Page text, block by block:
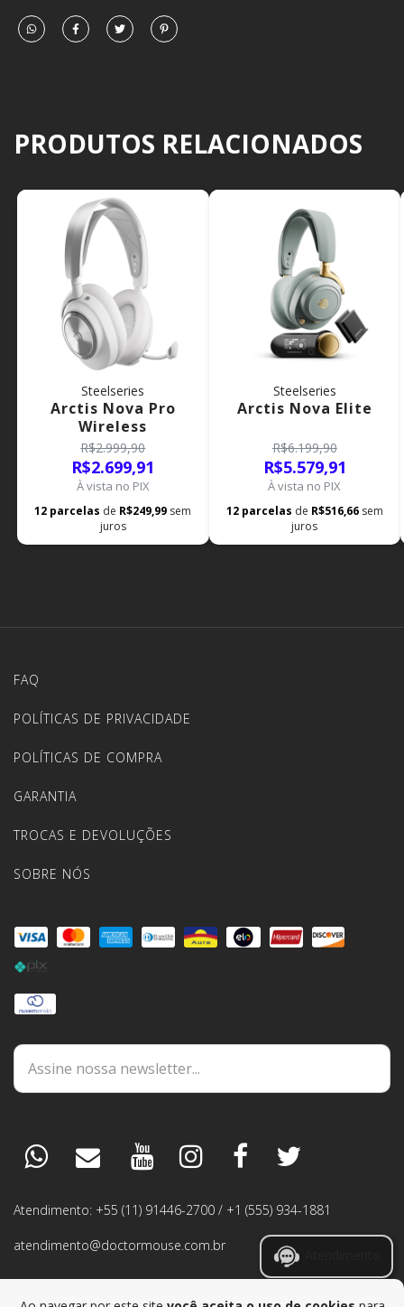
PRODUTOS RELACIONADOS
Steelseries
Arctis Nova Pro
Wireless
R$2.999,90
R$2.699,91
À vista no PIX
12 parcelas de R$249,99 sem
juros
Steelseries
Arctis Nova Elite
R$6.199,90
R$5.579,91
À vista no PIX
12 parcelas de R$516,66 sem
juros
FAQ
POLÍTICAS DE PRIVACIDADE
POLÍTICAS DE COMPRA
GARANTIA
TROCAS E DEVOLUÇÕES
SOBRE NÓS
Atendimento: +55 (11) 91446-2700 / +1 (555) 934-1881
atendimento@doctormouse.com.br
DÚVIDAS
GARANTIA